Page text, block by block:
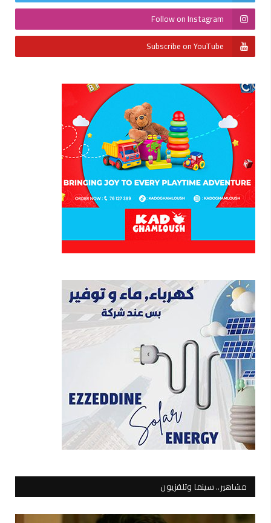
Follow on Instagram
Subscribe on YouTube
مشاهير.. سينما وتلفزيون